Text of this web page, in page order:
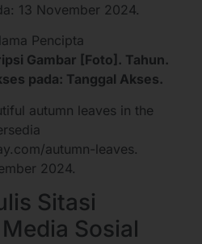
13 November 2024.
Pencipta
Gambar [Foto]. Tahun.
pada: Tanggal Akses.
autumn leaves in the
autumn-leaves.
2024.
Sitasi
Sosial